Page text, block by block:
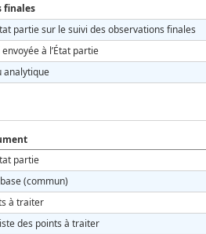
finales
partie sur le suivi des observations finales
à l’État partie
analytique
partie
(commun)
à traiter
des points à traiter